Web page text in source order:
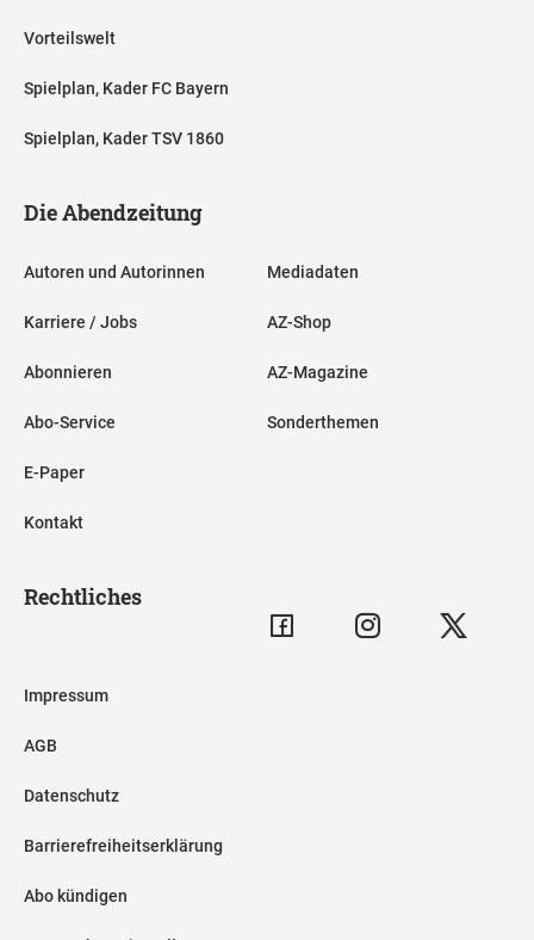
Vorteilswelt
Spielplan, Kader FC Bayern
Spielplan, Kader TSV 1860
Die Abendzeitung
Autoren und Autorinnen
Karriere / Jobs
Abonnieren
Abo-Service
E-Paper
Kontakt
Mediadaten
AZ-Shop
AZ-Magazine
Sonderthemen
Rechtliches
Impressum
AGB
Datenschutz
Barrierefreiheitserklärung
Abo kündigen